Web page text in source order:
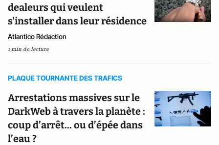
dealeurs qui veulent
s'installer dans leur résidence
Atlantico Rédaction
1 min de lecture
PLAQUE TOURNANTE DES TRAFICS
Arrestations massives sur le
DarkWeb à travers la planète :
coup d’arrêt... ou d’épée dans
l’eau ?